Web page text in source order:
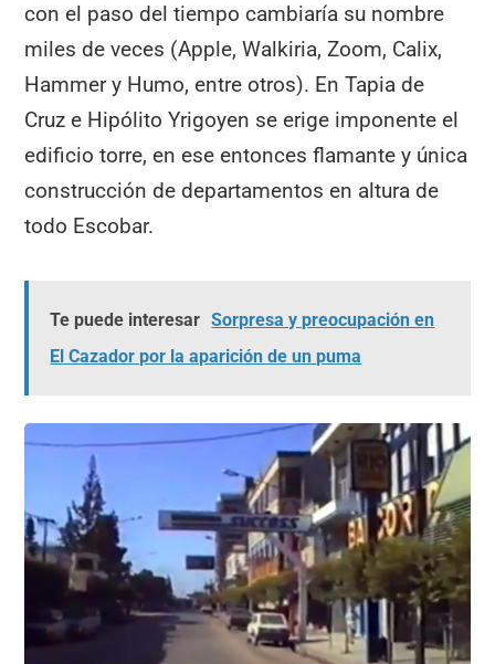
con el paso del tiempo cambiaría su nombre
miles de veces (Apple, Walkiria, Zoom, Calix,
Hammer y Humo, entre otros). En Tapia de
Cruz e Hipólito Yrigoyen se erige imponente el
edificio torre, en ese entonces flamante y única
construcción de departamentos en altura de
todo Escobar.
Te puede interesar Sorpresa y preocupación en
El Cazador por la aparición de un puma